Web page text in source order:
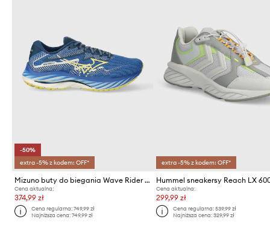
-50%
extra -5% z kodem: OFF*
Mizuno buty do biegania Wave Rider 27
Cena aktualna:
374,99 zł
Cena regularna:749,99 zł
Najniższa cena:749,99 zł
extra -5% z kodem: OFF*
Hummel sneakersy Reach LX
Cena aktualna:
299,99 zł
Cena regularna: 539,99 zł
Najniższa cena: 329,99 zł